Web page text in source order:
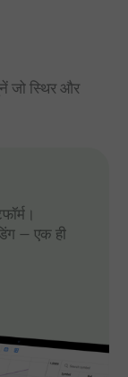
जो स्थिर और
— एक ही